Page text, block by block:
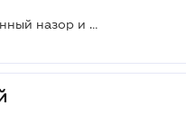
Главное за неделю: государственный назор и регулирование